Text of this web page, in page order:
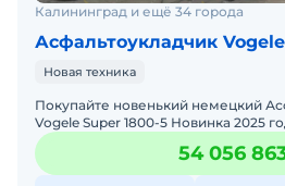
Калининград и ещё 34 города
Асфальтоукладчик Vogele
Новая техника
Покупайте новенький немецкий
Vogele Super 1800-5 Новинка 2025
качества в каждой детали!Плиты
54 056